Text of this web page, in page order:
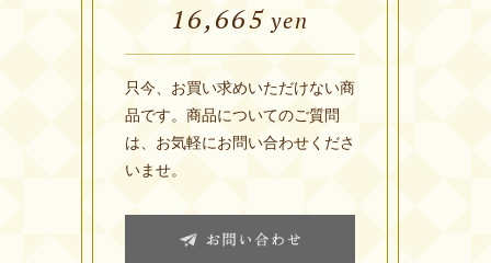
16,665 yen
只今、お買い求めいただけない商
品です。商品についてのご質問
は、お気軽にお問い合わせくださ
いませ。